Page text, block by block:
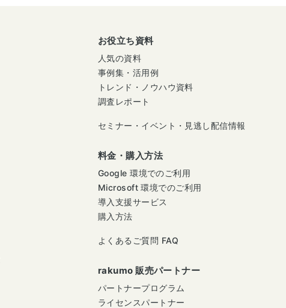
お役立ち資料
人気の資料
事例集・活用例
トレンド・ノウハウ資料
調査レポート
セミナー・イベント・見逃し配信情報
料金・購入方法
Google 環境でのご利用
Microsoft 環境でのご利用
導入支援サービス
購入方法
よくあるご質問 FAQ
rakumo 販売パートナー
パートナープログラム
ライセンスパートナー